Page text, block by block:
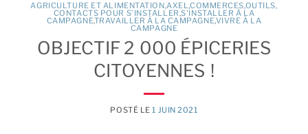
AGRICULTURE ET ALIMENTATION,AXEL,COMMERCES,OUTILS,
CONTACTS POUR S'INSTALLER,S'INSTALLER À LA
CAMPAGNETRAVAILLER À LA CAMPAGNE,VIVRE À LA
CAMPAGNE
OBJECTIF 2 000 ÉPICERIES
CITOYENNES !
POSTÉ LE1 JUIN 2021